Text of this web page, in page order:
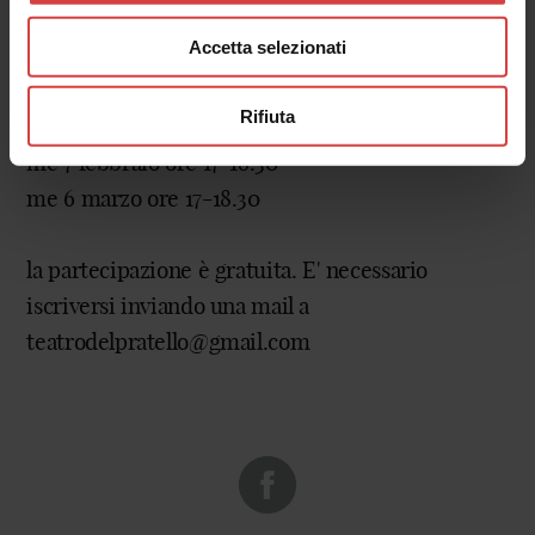
Accetta selezionati
Rifiuta
Date del laboratorio:
me 10 gennaio ore 17-18.30
me 17 gennaio ore 17-18.30
me 24 gennaio ore 17-18.30
me 7 febbraio ore 17-18.30
me 6 marzo ore 17-18.30
la partecipazione è gratuita. E' necessario
iscriversi inviando una mail a
teatrodelpratello@gmail.com